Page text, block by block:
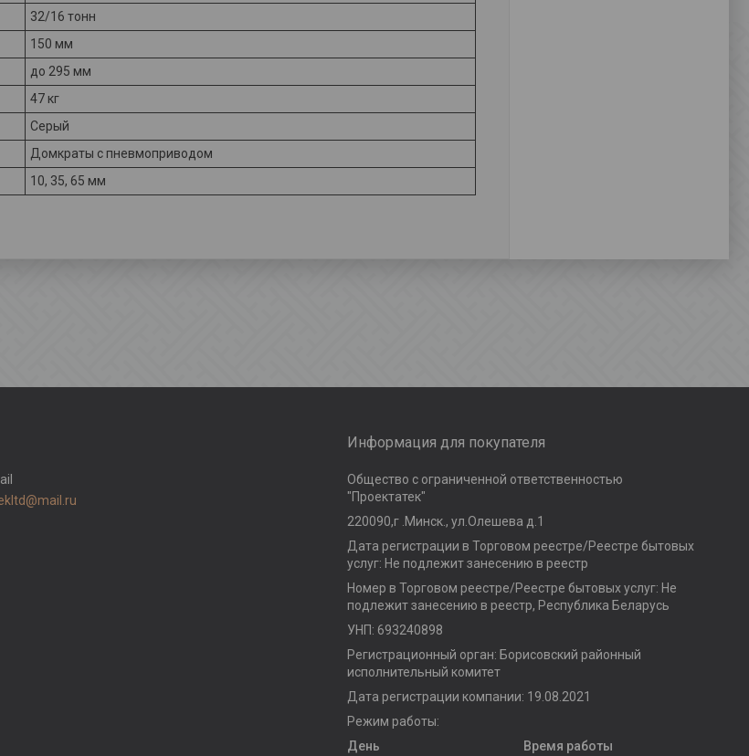
32/16 тонн
150 мм
до 295 мм
47 кг
Серый
Домкраты с пневмоприводом
10, 35, 65 мм
Информация для покупателя
Общество с ограниченной ответственностью
"Проектатек"
220090,г .Минск., ул.Олешева д.1
Дата регистрации в Торговом реестре/Реестре бытовых
услуг: Не подлежит занесению в реестр
Номер в Торговом реестре/Реестре бытовых услуг: Не
подлежит занесению в реестр, Республика Беларусь
УНП: 693240898
Регистрационный орган: Борисовский районный
исполнительный комитет
Дата регистрации компании: 19.08.2021
Режим работы:
День
Время работы